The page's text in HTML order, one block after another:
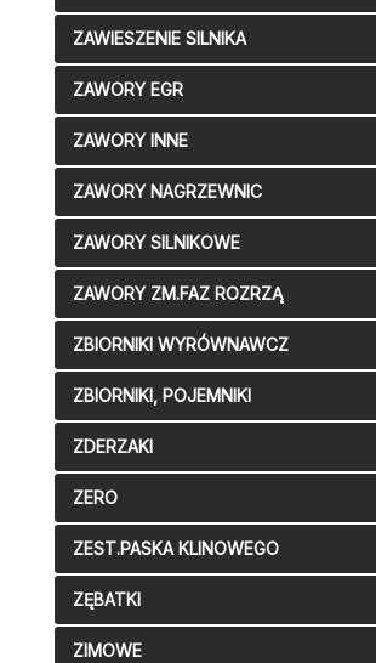
ZAWIESZENIE SILNIKA
ZAWORY EGR
ZAWORY INNE
ZAWORY NAGRZEWNIC
ZAWORY SILNIKOWE
ZAWORY ZM.FAZ ROZRZĄ
ZBIORNIKI WYRÓWNAWCZ
ZBIORNIKI, POJEMNIKI
ZDERZAKI
ZERO
ZEST.PASKA KLINOWEGO
ZĘBATKI
ZIMOWE